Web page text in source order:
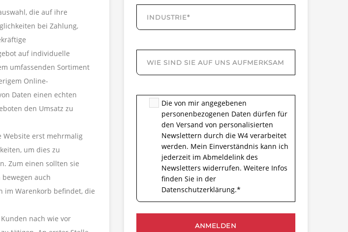
die auf ihre
bei Zahlung,
auf individuelle
umfassenden Sortiment
Online-
Daten einen echten
den Umsatz zu
Website erst mehrmalig
um dies zu
Zum einen sollten sie
auch
im Warenkorb befindet, die
nach wie vor
Die von mir angegebenen
personenbezogenen Daten dürfen für
den Versand von personalisierten
Newslettern durch die W4 verarbeitet
werden. Mein Einverständnis kann ich
jederzeit im Abmeldelink des
Newsletters widerrufen. Weitere Infos
finden Sie in der
Datenschutzerklärung.*